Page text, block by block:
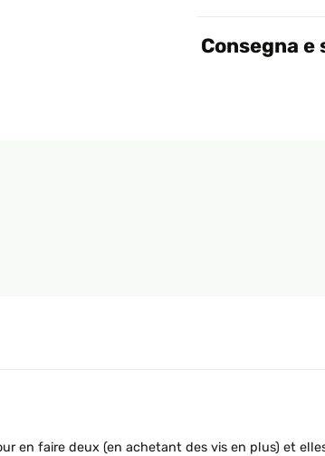
Consegna e
en faire deux (en achetant des vis en plus) et